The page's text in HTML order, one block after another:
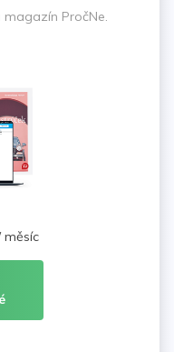
PročNe.